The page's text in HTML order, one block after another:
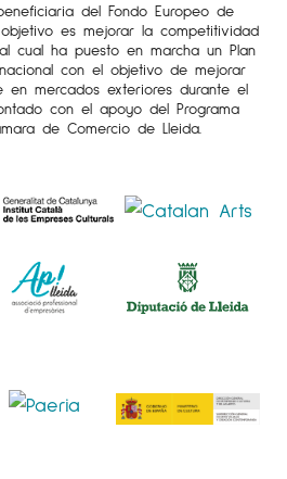
del Fondo Europeo de
objetivo es mejorar la competitividad
cual ha puesto en marcha un Plan
con el objetivo de mejorar
en mercados exteriores durante el
con el apoyo del Programa
de Comercio de Lleida.